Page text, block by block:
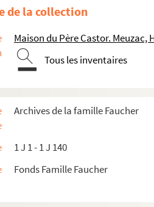
de la collection
Maison du Père Castor. Meuzac,
Tous les inventaires
Archives de la famille Faucher
1 J 1 - 1 J 140
Fonds Famille Faucher
Lida
M (Mallot à Margerit).
M (Masse à Maurel).
de cours préparatoire à Orléans)